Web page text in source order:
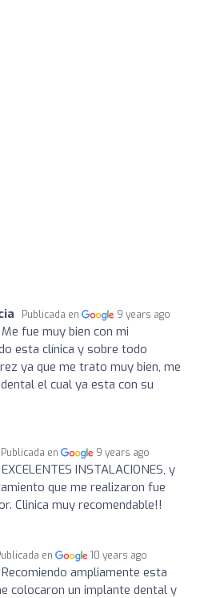
Publicada en 9 years ago
Me fue muy bien con mi
esta clínica y sobre todo
ya que me trato muy bien, me
el cual ya esta con su
Publicada en 9 years ago
EXCELENTES INSTALACIONES, y
que me realizaron fue
Clinica muy recomendable!!
en 10 years ago
Recomiendo ampliamente esta
colocaron un implante dental y